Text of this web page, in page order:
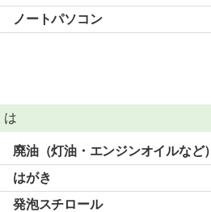
ノートパソコン
は
廃油（灯油・エンジンオイルなど）
はがき
発泡スチロール